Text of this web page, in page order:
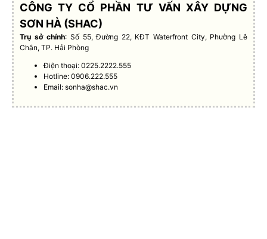
CÔNG TY CỔ PHẦN TƯ VẤN XÂY DỰNG
SƠN HÀ (SHAC)
Trụ sở chính: Số 55, Đường 22, KĐT Waterfront City, Phường Lê
Chân, TP. Hải Phòng
Điện thoại: 0225.2222.555
Hotline: 0906.222.555
Email:sonha@shac.vn